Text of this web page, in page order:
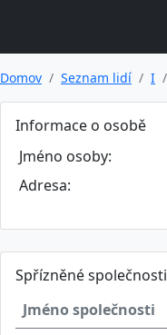
Domov Seznam lidí I
Informace o osobě
Jméno osoby:
Adresa:
Spřízněné společnosti
Jméno společnosti